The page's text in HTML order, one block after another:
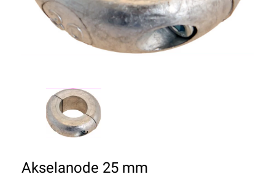
Akselanode 25 mm